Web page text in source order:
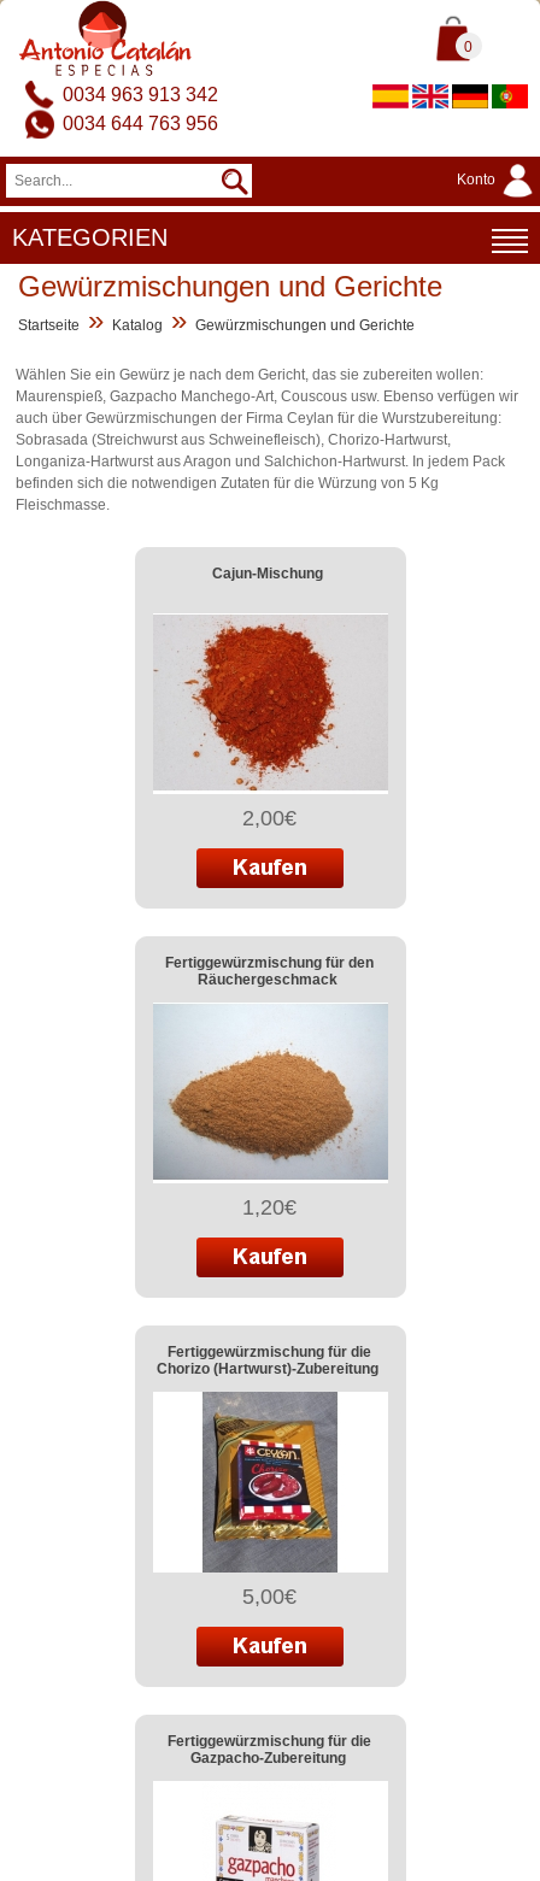
0
0034 963 913 342
0034 644 763 956
Konto
KATEGORIEN
Gewürzmischungen und Gerichte
Startseite » Katalog » Gewürzmischungen und Gerichte
Wählen Sie ein Gewürz je nach dem Gericht, das sie zubereiten wollen:
Maurenspieß, Gazpacho Manchego-Art, Couscous usw. Ebenso verfügen wir
auch über Gewürzmischungen der Firma Ceylan für die Wurstzubereitung:
Sobrasada (Streichwurst aus Schweinefleisch), Chorizo-Hartwurst,
Longaniza-Hartwurst aus Aragon und Salchichon-Hartwurst. In jedem Pack
befinden sich die notwendigen Zutaten für die Würzung von 5 Kg
Fleischmasse.
Cajun-Mischung
2,00€
Fertiggewürzmischung für den
Räuchergeschmack
1,20€
Fertiggewürzmischung für die
Chorizo (Hartwurst)-Zubereitung
5,00€
Fertiggewürzmischung für die
Gazpacho-Zubereitung